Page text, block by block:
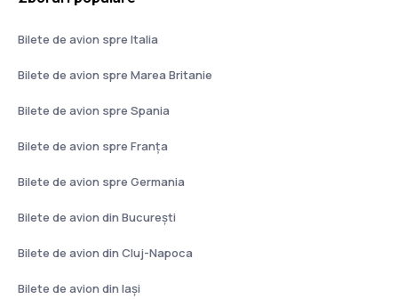
Bilete de avion spre Italia
Bilete de avion spre Marea Britanie
Bilete de avion spre Spania
Bilete de avion spre Franţa
Bilete de avion spre Germania
Bilete de avion din București
Bilete de avion din Cluj-Napoca
Bilete de avion din Iași